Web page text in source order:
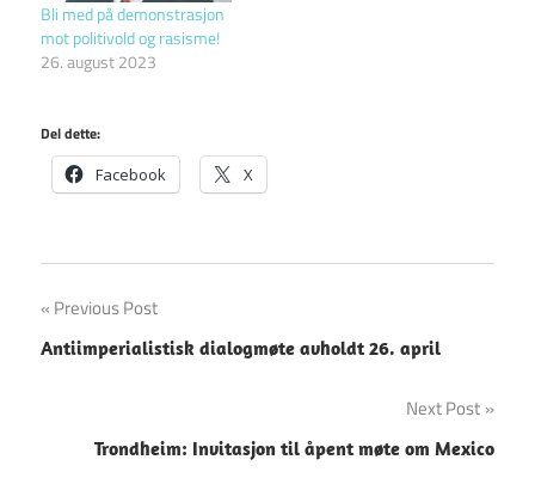
Bli med på demonstrasjon
mot politivold og rasisme!
26. august 2023
Del dette:
Facebook X
Innleggsnavigasjon
Previous Post
Antiimperialistisk dialogmøte avholdt 26. april
Next Post
Trondheim: Invitasjon til åpent møte om Mexico